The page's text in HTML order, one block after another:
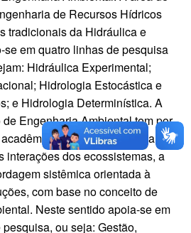
de Recursos Hídricos
tradicionais da Hidráulica e
em quatro linhas de pesquisa
Hidráulica Experimental;
Hidrologia Estocástica e
e Hidrologia Determinística. A
Engenharia Ambiental tem por
de profissionais para
interações dos ecossistemas, a
sistêmica orientada à
com base no conceito de
Neste sentido apoia-se em
ou seja: Gestão,